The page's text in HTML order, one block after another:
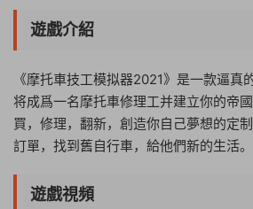
遊戲介紹
《摩托車技工模拟器2021》是一款逼真
将成爲一名摩托車修理工并建立你的帝
買，修理，翻新，創造你自己夢想的定
訂單，找到舊自行車，給他們新的生活。
遊戲視頻